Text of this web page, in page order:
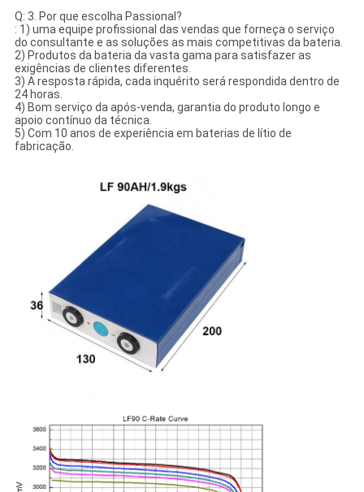
Q: 3. Por que escolha Passional?
: 1) uma equipe profissional das vendas que forneça o serviço
do consultante e as soluções as mais competitivas da bateria.
2) Produtos da bateria da vasta gama para satisfazer as
exigências de clientes diferentes.
3) A resposta rápida, cada inquérito será respondida dentro de
24 horas.
4) Bom serviço da após-venda, garantia do produto longo e
apoio contínuo da técnica.
5) Com 10 anos de experiência em baterias de lítio de
fabricação.